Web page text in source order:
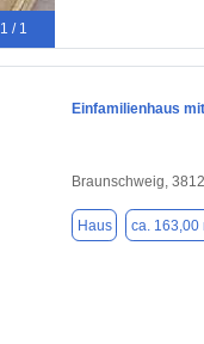
1 / 1
Einfamilienhaus
Braunschweig,
Haus ca. 163,00